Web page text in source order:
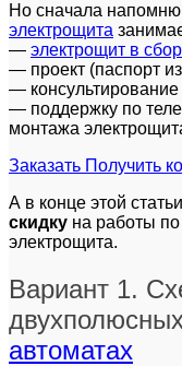
Но сначала
электрощита
— электрощит в
— проект (паспорт
—
— поддержку по
монтажа
Заказать Получить
А в конце этой
скидку на работы
электрощита.
Вариант 1.
автоматах